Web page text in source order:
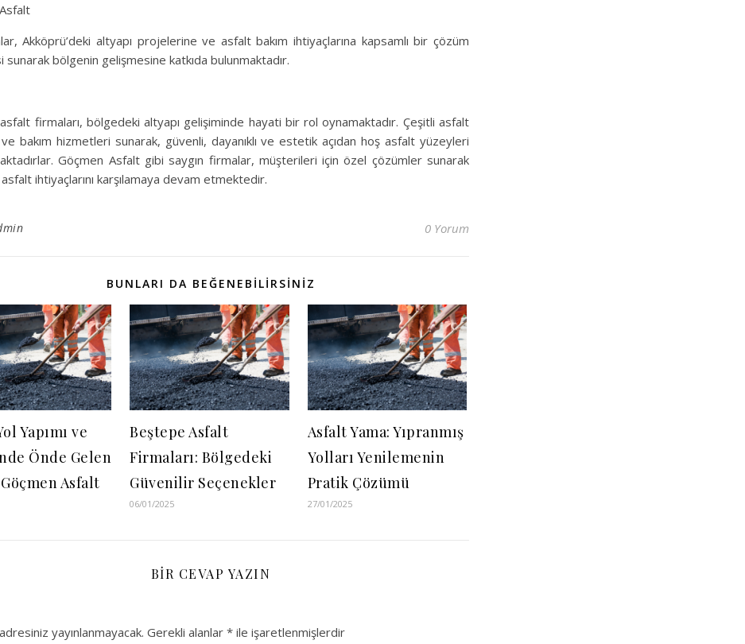
Akköprü’deki altyapı projelerine ve asfalt bakım ihtiyaçlarına kapsamlı bir çözüm
sunarak bölgenin gelişmesine katkıda bulunmaktadır.
firmaları, bölgedeki altyapı gelişiminde hayati bir rol oynamaktadır. Çeşitli asfalt
bakım hizmetleri sunarak, güvenli, dayanıklı ve estetik açıdan hoş asfalt yüzeyleri
Göçmen Asfalt gibi saygın firmalar, müşterileri için özel çözümler sunarak
ihtiyaçlarını karşılamaya devam etmektedir.
0 Yorum
BUNLARI DA BEĞENEBILIRSINIZ
Yapımı ve
Önde Gelen
Asfalt
Beştepe Asfalt
Firmaları: Bölgedeki
Güvenilir Seçenekler
06/01/2025
Asfalt Yama: Yıpranmış
Yolları Yenilemenin
Pratik Çözümü
27/01/2025
BIR CEVAP YAZIN
yayınlanmayacak. Gerekli alanlar * ile işaretlenmişlerdir